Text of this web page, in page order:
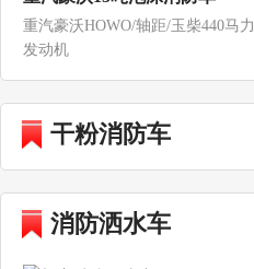
重汽豪沃HOWO/轴距/玉柴440马力
发动机
干粉消防车
消防洒水车